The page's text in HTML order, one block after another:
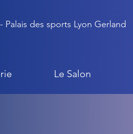
Palais des sports Lyon Gerland
Le Salon